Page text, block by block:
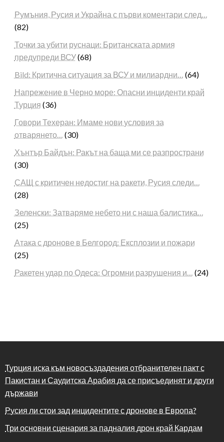
Румъния, Русия и Украйна с първи коментари след…
(82)
Точки за убити руснаци: Британската армия
предупреди ВСУ(68)
Bild: Критична ситуация за ВСУ и милиардни… (64)
Напрежение в Черно море: Опасни инциденти край
Турция (36)
Говори Техеран: Имаме нови условия за
отварянето… (30)
Хънтър Байдън: Ракът на баща ми се разпространи
(30)
САЩ с критичен недостиг на ракети, Русия следи…
(28)
Зеленски: Затваряме небето ни с наша балистика…
(25)
Атака с дронове в Белгород: Експлозии и пожари
(25)
Ракетен удар по Одеса: Огромни разрушения и… (24)
Турция иска към новосъздадения отбранителен пакт с
Пакистан и Саудитска Арабия да се присъединят и други
държави
Русия ли стои зад инцидентите с дронове в Европа?
Три основни сценария за падналия дрон край Кардам